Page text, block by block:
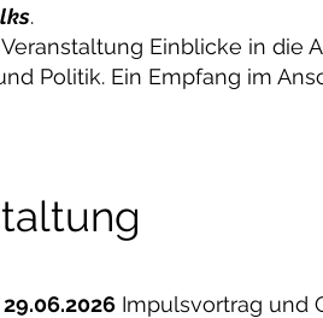
.
Einblicke in die
Politik. Ein Empfang im
29.06.2026 Impulsvortrag und